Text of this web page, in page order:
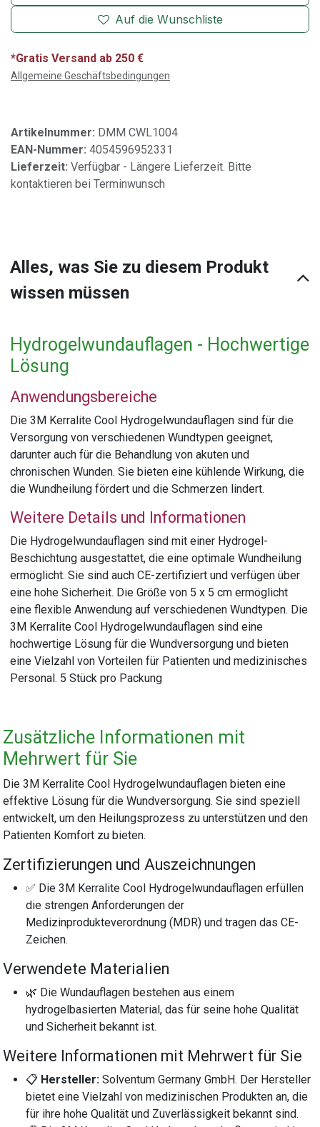
Auf die Wunschliste
*Gratis Versand ab 250 €
Allgemeine Geschäftsbedingungen
Artikelnummer: DMM CWL1004
EAN-Nummer: 4054596952331
Lieferzeit: Verfügbar - Längere Lieferzeit. Bitte
kontaktieren bei Terminwunsch
Alles, was Sie zu diesem Produkt
wissen müssen
Hydrogelwundauflagen - Hochwertige
Lösung
Anwendungsbereiche
Die 3M Kerralite Cool Hydrogelwundauflagen sind für die
Versorgung von verschiedenen Wundtypen geeignet,
darunter auch für die Behandlung von akuten und
chronischen Wunden. Sie bieten eine kühlende Wirkung, die
die Wundheilung fördert und die Schmerzen lindert.
Weitere Details und Informationen
Die Hydrogelwundauflagen sind mit einer Hydrogel-
Beschichtung ausgestattet, die eine optimale Wundheilung
ermöglicht. Sie sind auch CE-zertifiziert und verfügen über
eine hohe Sicherheit. Die Größe von 5 x 5 cm ermöglicht
eine flexible Anwendung auf verschiedenen Wundtypen. Die
3M Kerralite Cool Hydrogelwundauflagen sind eine
hochwertige Lösung für die Wundversorgung und bieten
eine Vielzahl von Vorteilen für Patienten und medizinisches
Personal. 5 Stück pro Packung
Zusätzliche Informationen mit
Mehrwert für Sie
Die 3M Kerralite Cool Hydrogelwundauflagen bieten eine
effektive Lösung für die Wundversorgung. Sie sind speziell
entwickelt, um den Heilungsprozess zu unterstützen und den
Patienten Komfort zu bieten.
Zertifizierungen und Auszeichnungen
✅ Die 3M Kerralite Cool Hydrogelwundauflagen erfüllen
die strengen Anforderungen der
Medizinprodukteverordnung (MDR) und tragen das CE-
Zeichen.
Verwendete Materialien
🌿 Die Wundauflagen bestehen aus einem
hydrogelbasierten Material, das für seine hohe Qualität
und Sicherheit bekannt ist.
Weitere Informationen mit Mehrwert für Sie
📋 Hersteller: Solventum Germany GmbH. Der Hersteller
bietet eine Vielzahl von medizinischen Produkten an, die
für ihre hohe Qualität und Zuverlässigkeit bekannt sind.